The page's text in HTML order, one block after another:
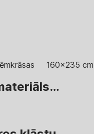
160x235 cm